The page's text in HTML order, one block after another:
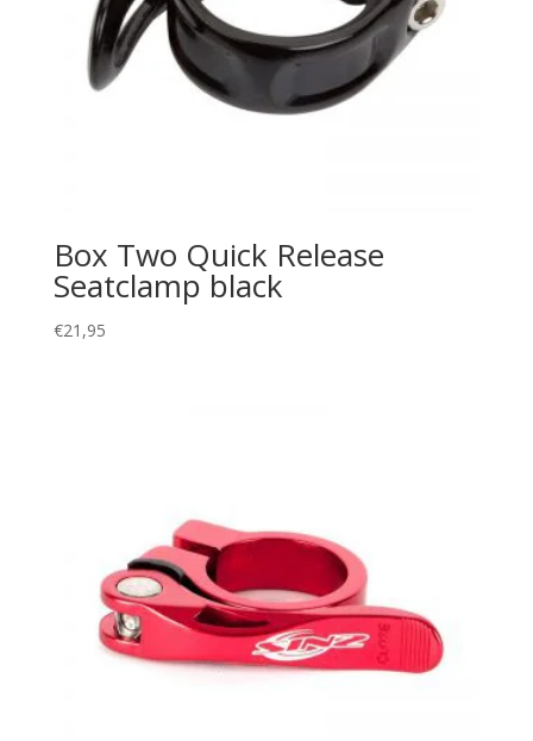
Box Two Quick Release
Seatclamp black
€21,95